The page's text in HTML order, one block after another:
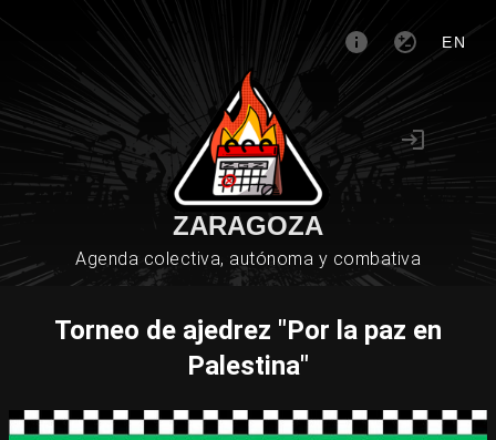
EN
ZARAGOZA
Agenda colectiva, autónoma y combativa
Torneo de ajedrez "Por la paz en
Palestina"